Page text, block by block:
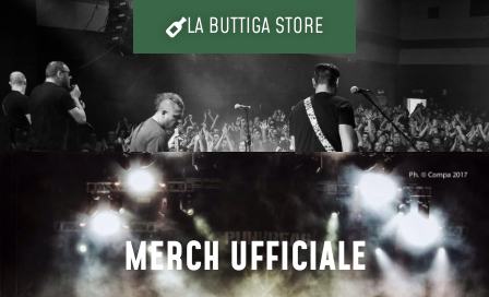
LA BUTTIGA STORE
MERCH UFFICIALE